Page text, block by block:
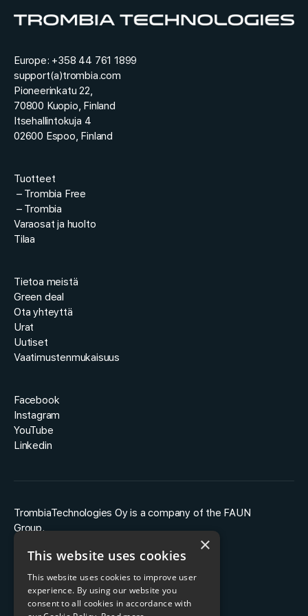
Europe: +358 44 761 1899
support(a)trombia.com
Pioneerinkatu 22,
70800 Kuopio, Finland
Itsehallintokuja 4
02600 Espoo, Finland
Tuotteet
– Trombia Free
– Trombia
Varaosat ja huolto
Tilaa
Tietoa meistä
Green deal
Ota yhteyttä
Urat
Uutiset
Vaatimustenmukaisuus
Facebook
Instagram
YouTube
Linkedin
TrombiaTechnologies Oy is a company of the FAUN
Group.
×
This website uses cookies
This website uses cookies to improve user
experience. By using our website you
consent to all cookies in accordance with